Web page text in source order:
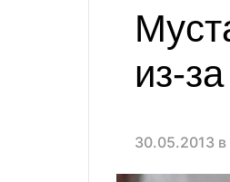
из-
30.05.2013 в